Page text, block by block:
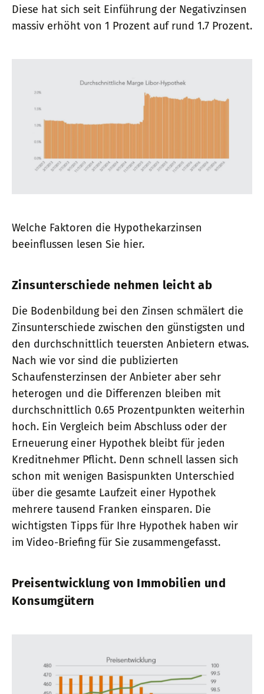
Diese hat sich seit Einführung der Negativzinsen
massiv erhöht von 1 Prozent auf rund 1.7 Prozent.
Welche Faktoren die Hypothekarzinsen
beeinflussen lesen Sie hier.
Zinsunterschiede nehmen leicht ab
Die Bodenbildung bei den Zinsen schmälert die
Zinsunterschiede zwischen den günstigsten und
den durchschnittlich teuersten Anbietern etwas.
Nach wie vor sind die publizierten
Schaufensterzinsen der Anbieter aber sehr
heterogen und die Differenzen bleiben mit
durchschnittlich 0.65 Prozentpunkten weiterhin
hoch. Ein Vergleich beim Abschluss oder der
Erneuerung einer Hypothek bleibt für jeden
Kreditnehmer Pflicht. Denn schnell lassen sich
schon mit wenigen Basispunkten Unterschied
über die gesamte Laufzeit einer Hypothek
mehrere tausend Franken einsparen. Die
wichtigsten Tipps für Ihre Hypothek haben wir
im Video-Briefing für Sie zusammengefasst.
Preisentwicklung von Immobilien und
Konsumgütern